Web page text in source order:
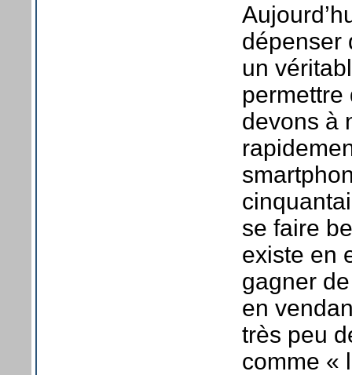
dépenser
un
permettre
devons à
se faire
existe en
gagner
en
très peu
comme «